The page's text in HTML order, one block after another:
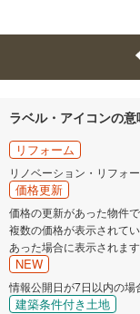
ラベル・アイコンの意
リフォーム
リノベーション・リフォ
価格更新
価格の更新があった物件で
複数の価格が表示されて
あった場合に表示されます
NEW
情報公開日が7日以内の場
建築条件付き土地